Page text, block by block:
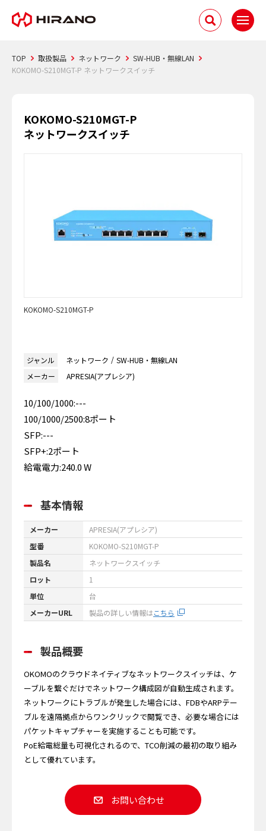
TOP 取扱製品 ネットワーク
SW-HUB・無線LAN
KOKOMO-S210MGT-P ネットワークスイッチ
KOKOMO-S210MGT-P
ネットワークスイッチ
KOKOMO-S210MGT-P
ジャンル ネットワーク
SW-HUB・無線LAN
メーカー
APRESIA(アプレシア)
10/100/1000:---
100/1000/2500:8ポート
SFP:---
SFP+:2ポート
給電電力:240.0 W
基本情報
メーカー
APRESIA(アプレシア)
型番
KOKOMO-S210MGT-P
製品名
ネットワークスイッチ
ロット
1
単位
台
メーカーURL
製品の詳しい情報はこちら
製品概要
OKOMOのクラウドネイティブなネットワークスイッチは、ケ
ーブルを繋ぐだけでネットワーク構成図が自動生成されます。
ネットワークにトラブルが発生した場合には、FDBやARPテー
ブルを遠隔拠点からワンクリックで閲覧でき、必要な場合には
パケットキャプチャーを実施することも可能です。
PoE給電総量も可視化されるので、TCO削減の最初の取り組み
として優れています。
お問い合わせ